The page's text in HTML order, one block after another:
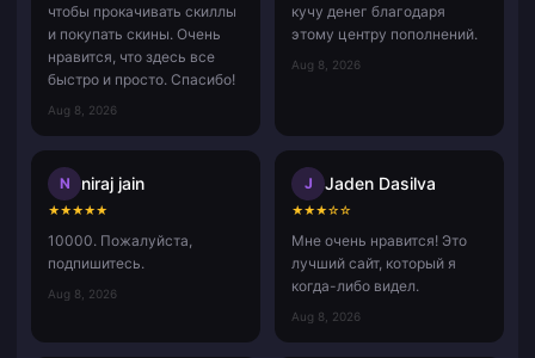
чтобы прокачивать скиллы
и покупать скины. Очень
нравится, что здесь все
быстро и просто. Спасибо!
Aug 8, 2026
кучу денег благодаря
этому центру пополнений.
Aug 8, 2026
N niraj jain
★★★★★
10000. Пожалуйста,
подпишитесь.
Aug 8, 2026
J Jaden Dasilva
★★★☆☆
Мне очень нравится! Это
лучший сайт, который я
когда-либо видел.
Aug 8, 2026